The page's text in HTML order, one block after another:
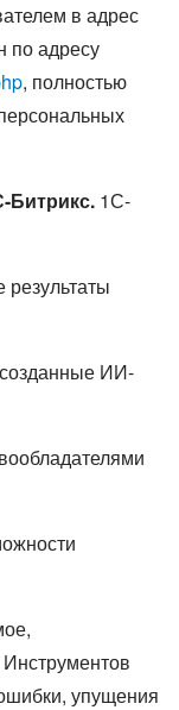
в адрес
по адресу
, полностью
Битрикс. 1С-
результаты
ИИ-
упущения